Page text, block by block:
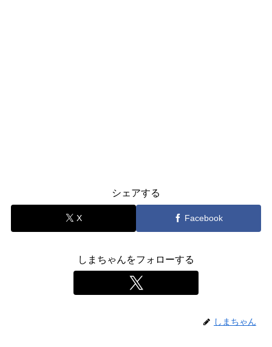
シェアする
X Facebook
しまちゃんをフォローする
しまちゃん